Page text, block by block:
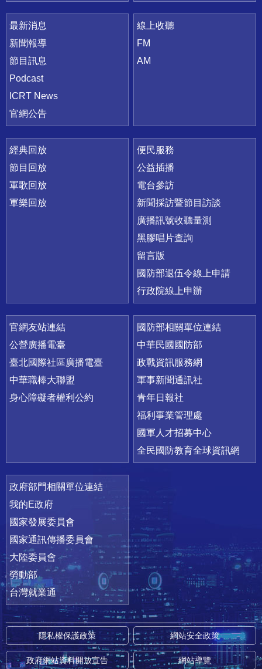
最新消息
新聞報導
節目訊息
Podcast
ICRT News
官網公告
線上收聽
FM
AM
經典回放
節目回放
軍歌回放
軍樂回放
便民服務
公益插播
電台參訪
新聞採訪暨節目訪談
廣播訊號收聽量測
黑膠唱片查詢
留言版
國防部退伍令線上申請
行政院線上申辦
官網友站連結
公營廣播電臺
臺北國際社區廣播電臺
中華職棒大聯盟
身心障礙者權利公約
國防部相關單位連結
中華民國國防部
政戰資訊服務網
軍事新聞通訊社
青年日報社
福利事業管理處
國軍人才招募中心
全民國防教育全球資訊網
政府部門相關單位連結
我的E政府
國家發展委員會
國家通訊傳播委員會
大陸委員會
勞動部
台灣就業通
隱私權保護政策 網站安全政策
政府網站資料開放宣告 網站導覽